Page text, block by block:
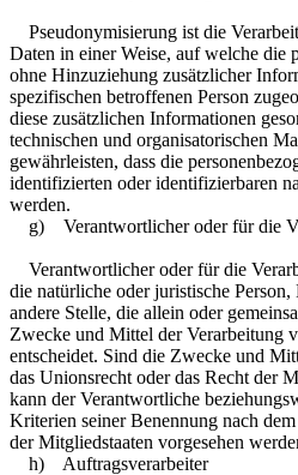
Pseudonymisierung ist die
Daten in einer Weise, auf welche die
ohne Hinzuziehung zusätzlicher
spezifischen betroffenen Person
diese zusätzlichen Informationen
technischen und organisatorischen
gewährleisten, dass die
identifizierten oder identifizierbaren
werden.
g) Verantwortlicher oder für die
Verantwortlicher oder für die
die natürliche oder juristische
andere Stelle, die allein oder
Zwecke und Mittel der Verarbeitung
entscheidet. Sind die Zwecke und
das Unionsrecht oder das Recht der
kann der Verantwortliche
Kriterien seiner Benennung nach
der Mitgliedstaaten vorgesehen
h) Auftragsverarbeiter